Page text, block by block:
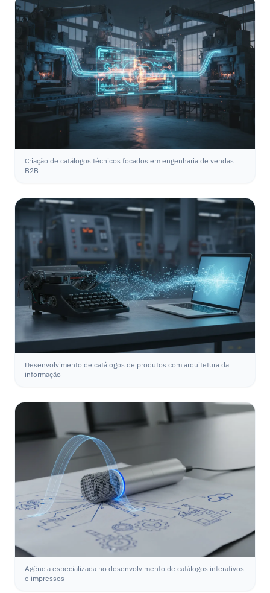
Criação de catálogos técnicos focados em engenharia de vendas
B2B
Desenvolvimento de catálogos de produtos com arquitetura da
informação
Agência especializada no desenvolvimento de catálogos interativos
e impressos